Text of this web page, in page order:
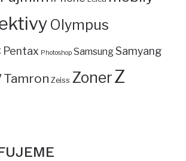
Olympus
Pentax Photoshop SamsungSamyang
Tamron Zeiss ZonerZ